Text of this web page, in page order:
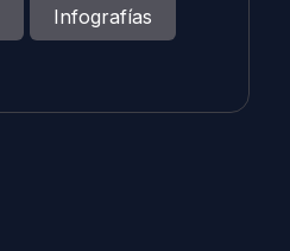
Infografías